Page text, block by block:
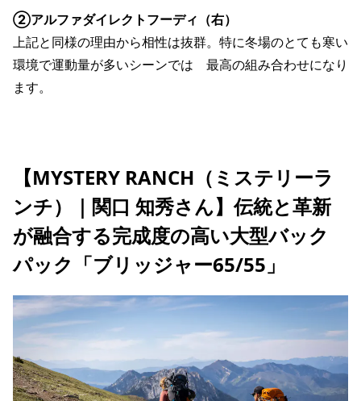
②アルファダイレクトフーディ（右）
上記と同様の理由から相性は抜群。特に冬場のとても寒い
環境で運動量が多いシーンでは 最高の組み合わせになり
ます。
【MYSTERY RANCH（ミステリーラ
ンチ）｜関口 知秀さん】伝統と革新
が融合する完成度の高い大型バック
パック「ブリッジャー65/55」